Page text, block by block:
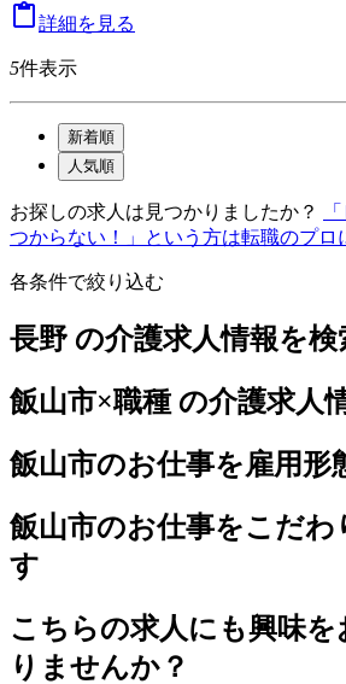
詳細を見る
5件表示
新着順
人気順
お探しの求人は見つかりましたか？
つからない！」という方は転職のプロ
各条件で絞り込む
長野 の介護求人情報を検
飯山市×職種 の介護求人
飯山市のお仕事を雇用形
飯山市のお仕事をこだわ
す
こちらの求人にも興味
りませんか？